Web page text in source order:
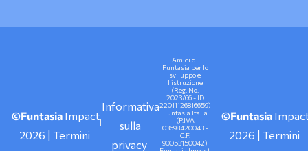
©Funtasia Impact
2026 | Termini
|
Informativa
sulla
privacy
Amici di
Funtasia per lo
sviluppo e
l'istruzione
(Reg. No.
2023/66 - ID
22011126816659)
Funtasia Italia
(P.IVA
03698420043 -
C.F.
90053150042)
©Funtasia
2026 | Termini